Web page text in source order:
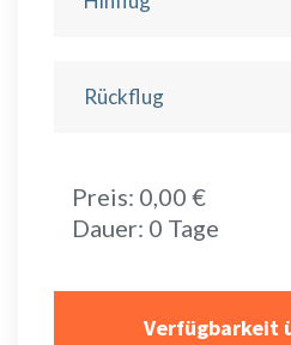
Preis: 0 ,00 €
Dauer: 0 Tage
Verfügbarkeit